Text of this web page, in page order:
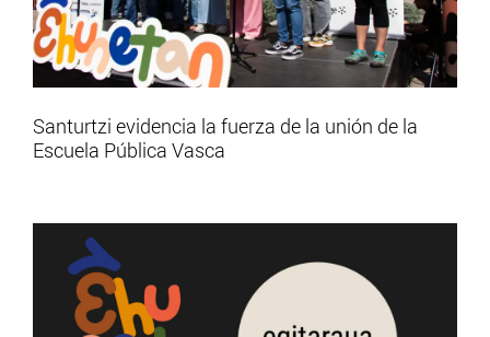
Santurtzi evidencia la fuerza de la unión de la
Escuela Pública Vasca